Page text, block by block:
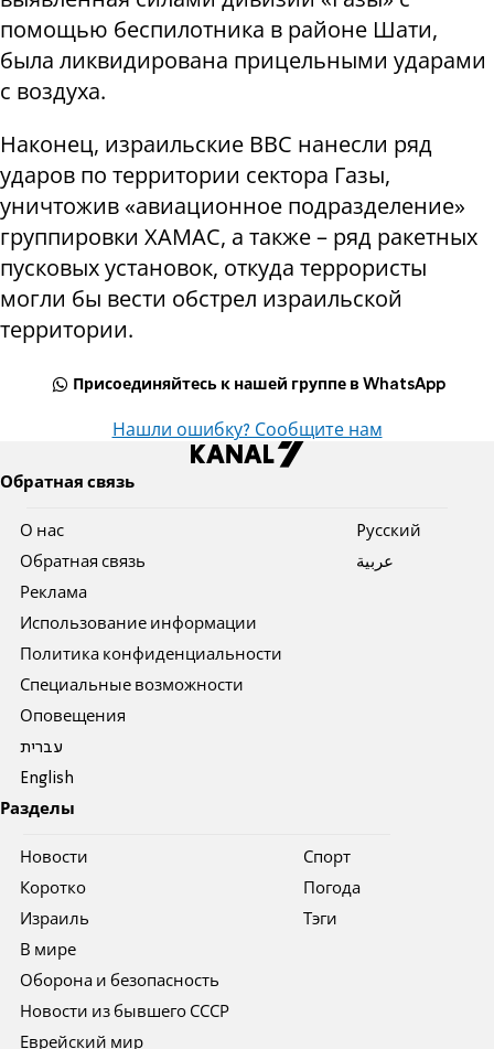
помощью беспилотника в районе Шати,
была ликвидирована прицельными ударами
с воздуха.
Наконец, израильские ВВС нанесли ряд
ударов по территории сектора Газы,
уничтожив «авиационное подразделение»
группировки ХАМАС, а также – ряд ракетных
пусковых установок, откуда террористы
могли бы вести обстрел израильской
территории.
Присоединяйтесь к нашей группе в WhatsApp
Нашли ошибку? Сообщите нам
Обратная связь
О нас
Обратная связь
Реклама
Использование информации
Политика конфиденциальности
Специальные возможности
Оповещения
עברית
English
Pусский
عربية
Разделы
Новости
Коротко
Израиль
В мире
Оборона и безопасность
Новости из бывшего СССР
Еврейский мир
Спорт
Погода
Тэги